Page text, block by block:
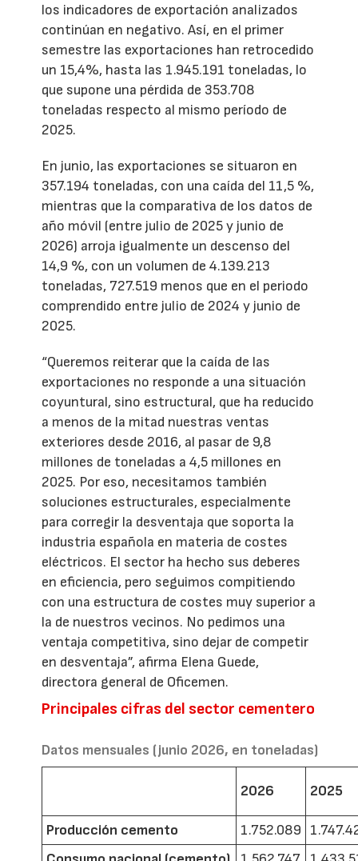
los indicadores de exportación analizados
continúan en negativo. Así, en el primer
semestre las exportaciones han retrocedido
un 15,4%, hasta las 1.945.191 toneladas, lo
que supone una pérdida de 353.708
toneladas respecto al mismo período de
2025.
En junio, las exportaciones se situaron en
357.194 toneladas, con una caída del 11,5 %,
mientras que la comparativa de los datos de
año móvil (entre julio de 2025 y junio de
2026) arroja igualmente un descenso del
14,9 %, con un volumen de 4.139.213
toneladas, 727.519 menos que en el periodo
comprendido entre julio de 2024 y junio de
2025.
“Queremos reiterar que la caída de las
exportaciones no responde a una situación
coyuntural, sino estructural, que ha reducido
a menos de la mitad nuestras ventas
exteriores desde 2016, al pasar de 9,8
millones de toneladas a 4,5 millones en
2025. Por eso, necesitamos también
soluciones estructurales, especialmente
para corregir la desventaja que soporta la
industria española en materia de costes
eléctricos. El sector ha hecho sus deberes
en eficiencia, pero seguimos compitiendo
con una estructura de costes muy superior a
la de nuestros vecinos. No pedimos una
ventaja competitiva, sino dejar de competir
en desventaja”, afirma Elena Guede,
directora general de Oficemen.
Principales cifras del sector cementero
Datos mensuales (junio 2026, en toneladas)
2026 2025
Producción cemento 1.752.089